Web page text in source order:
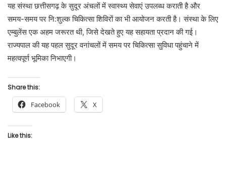
यह संस्था छत्तीसगढ़ के सुदूर अंचलों में स्वास्थ्य सेवाएं उपलब्ध कराती है और
समय-समय पर नि:शुल्क चिकित्सा शिविरों का भी आयोजन करती है। संस्था के लिए
एम्बुलेंस एक अहम जरूरत थी, जिसे देखते हुए यह सहायता प्रदान की गई।
राज्यपाल की यह पहल सुदूर वनांचलों में समय पर चिकित्सा सुविधा पहुंचाने में
महत्वपूर्ण भूमिका निभाएगी।
Share this:
Facebook X
Like this: